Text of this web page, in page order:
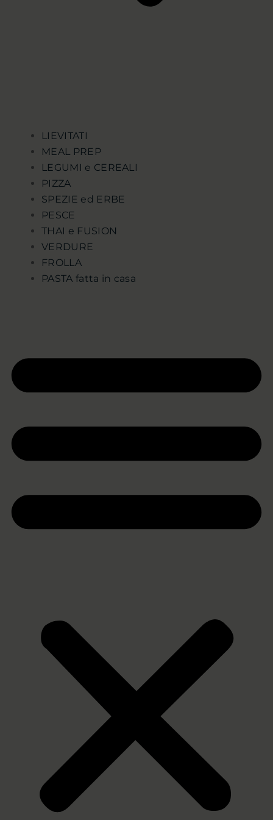
LIEVITATI
MEAL PREP
LEGUMI e CEREALI
PIZZA
SPEZIE ed ERBE
PESCE
THAI e FUSION
VERDURE
FROLLA
PASTA fatta in casa